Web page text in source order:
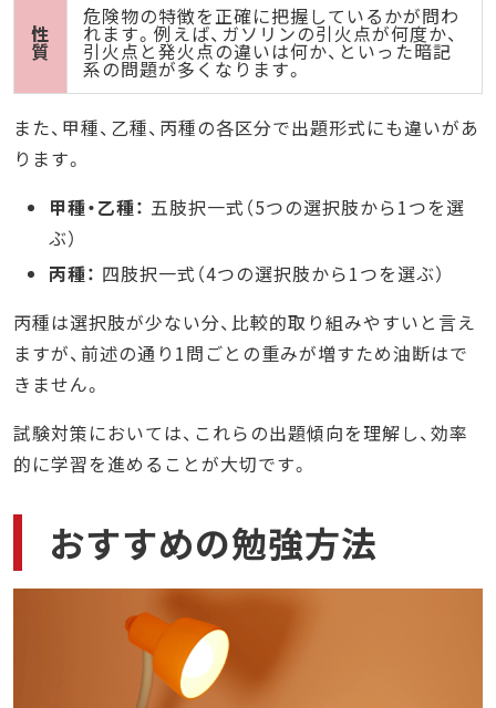
性
質
危険物の特徴を正確に把握しているかが問わ
れます。例えば、ガソリンの引火点が何度か、
引火点と発火点の違いは何か、といった暗記
系の問題が多くなります。
また、甲種、乙種、丙種の各区分で出題形式にも違いがあ
ります。
甲種・乙種： 五肢択一式（5つの選択肢から1つを選
ぶ）
丙種： 四肢択一式（4つの選択肢から1つを選ぶ）
丙種は選択肢が少ない分、比較的取り組みやすいと言え
ますが、前述の通り1問ごとの重みが増すため油断はで
きません。
試験対策においては、これらの出題傾向を理解し、効率
的に学習を進めることが大切です。
おすすめの勉強方法